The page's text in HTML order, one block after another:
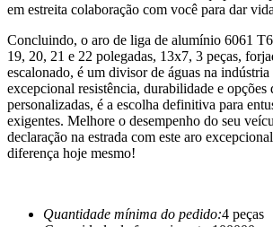
em estreita colaboração com você para dar
Concluindo, o aro de liga de alumínio 6061
19, 20, 21 e 22 polegadas, 13x7, 3 peças,
escalonado, é um divisor de águas na
excepcional resistência, durabilidade e opções
personalizadas, é a escolha definitiva para
exigentes. Melhore o desempenho do seu
declaração na estrada com este aro
diferença hoje mesmo!
Quantidade mínima do pedido:4 peças